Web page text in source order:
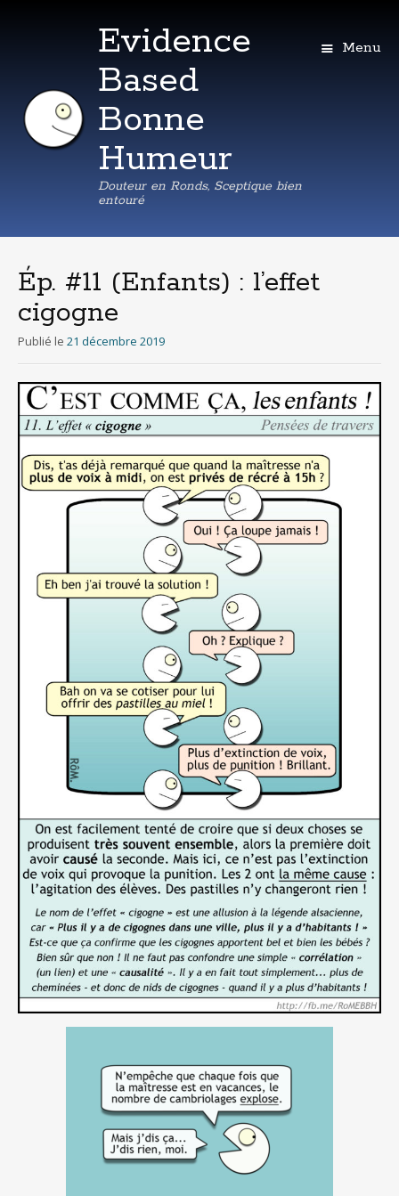
Evidence
Based
Bonne
Humeur
Douteur en Ronds, Sceptique bien
entouré
Menu
contenu
principal
Ép. #11 (Enfants) : l’effet
cigogne
Publié le 21 décembre 2019